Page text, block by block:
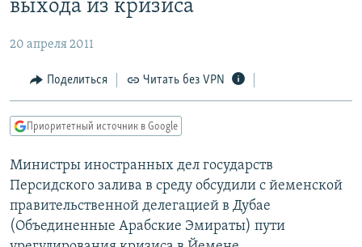
основному
Вернутся
Вернутся
поиску
МНЕНИЯ
КУЛЬТУРА
КАВКАЗ.РЕАЛИИ
СЕВЕР.РЕАЛИИ
СИБИРЬ.РЕАЛИИ
РАСПИСАНИЕ ВЕЩАНИЯ
выхода из кризиса
20 апреля 2011
Поделиться Читать без VPN
Приоритетный источник в Google
Министры иностранных дел государств
Персидского залива в среду обсудили с йеменской
правительственной делегацией в Дубае
(Объединенные Арабские Эмираты) пути